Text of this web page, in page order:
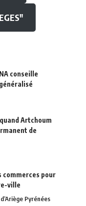
conseille
Artchoum
de
commerces pour
ville
Pyrénées